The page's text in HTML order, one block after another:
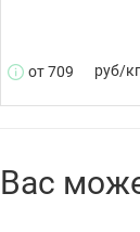
от 709 руб/кг
Вас